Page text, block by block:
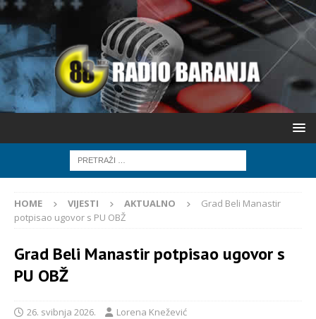
HOME VIJESTI AKTUALNO
Grad Beli Manastir
potpisao ugovor s PU OBŽ
Grad Beli Manastir potpisao ugovor s
PU OBŽ
26. svibnja 2026. Lorena Knežević